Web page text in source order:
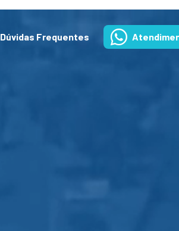
Dúvidas Frequentes